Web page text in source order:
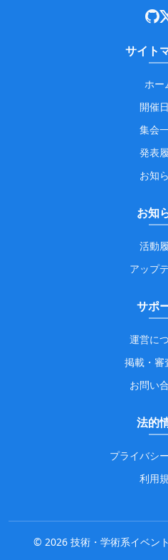
サイト
ホー
開催
集会
発表
お知
お知
活動
アップ
サポ
運営に
掲載・審
お問い
法的
プライバシ
利用
© 2026 技術・学術系イベン